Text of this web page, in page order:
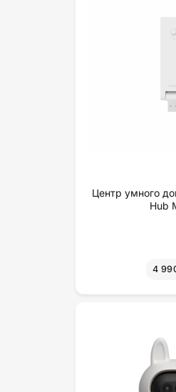
Центр умного
Hub
4